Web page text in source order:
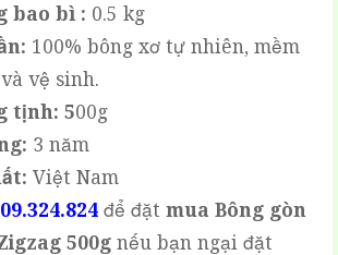
bao bì : 0.5 kg
100% bông xơ tự nhiên, mềm
vệ sinh.
tịnh: 500g
3 năm
Việt Nam
để đặt mua Bông gòn
500g nếu bạn ngại đặt